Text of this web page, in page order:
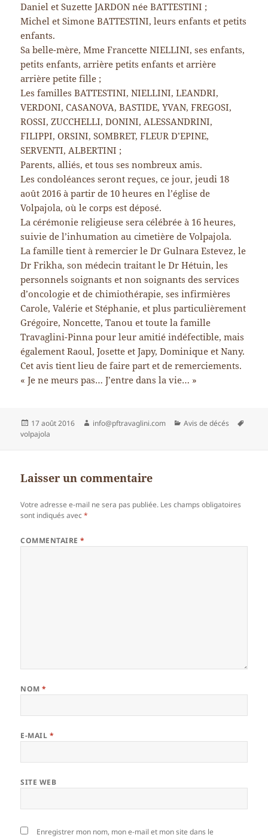
Daniel et Suzette JARDON née BATTESTINI ;
Michel et Simone BATTESTINI, leurs enfants et petits
enfants.
Sa belle-mère, Mme Francette NIELLINI, ses enfants,
petits enfants, arrière petits enfants et arrière
arrière petite fille ;
Les familles BATTESTINI, NIELLINI, LEANDRI,
VERDONI, CASANOVA, BASTIDE, YVAN, FREGOSI,
ROSSI, ZUCCHELLI, DONINI, ALESSANDRINI,
FILIPPI, ORSINI, SOMBRET, FLEUR D’EPINE,
SERVENTI, ALBERTINI ;
Parents, alliés, et tous ses nombreux amis.
Les condoléances seront reçues, ce jour, jeudi 18
août 2016 à partir de 10 heures en l’église de
Volpajola, où le corps est déposé.
La cérémonie religieuse sera célébrée à 16 heures,
suivie de l’inhumation au cimetière de Volpajola.
La famille tient à remercier le Dr Gulnara Estevez, le
Dr Frikha, son médecin traitant le Dr Hétuin, les
personnels soignants et non soignants des services
d’oncologie et de chimiothérapie, ses infirmières
Carole, Valérie et Stéphanie, et plus particulièrement
Grégoire, Noncette, Tanou et toute la famille
Travaglini-Pinna pour leur amitié indéfectible, mais
également Raoul, Josette et Japy, Dominique et Nany.
Cet avis tient lieu de faire part et de remerciements.
« Je ne meurs pas… J’entre dans la vie… »
Publié
le
17 août 2016 Auteur
info@pftravaglini.com Catégories
Avis de décés
volpajola
Laisser un commentaire
Votre adresse e-mail ne sera pas publiée. Les champs obligatoires
sont indiqués avec*
COMMENTAIRE*
NOM*
E-MAIL *
SITE WEB
Enregistrer mon nom, mon e-mail et mon site dans le